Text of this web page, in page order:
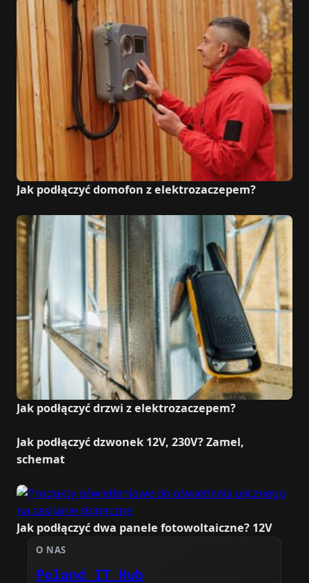
Jak podłączyć domofon z elektrozaczepem?
Jak podłączyć drzwi z elektrozaczepem?
Jak podłączyć dzwonek 12V, 230V? Zamel,
schemat
Jak podłączyć dwa panele fotowoltaiczne? 12V
O NAS
Poland IT Hub